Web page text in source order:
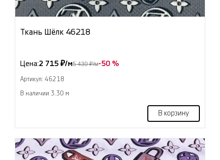
Ткань Шёлк 46218
Цена:2 715 ₽/м5 430 ₽/м-50 %
Артикул: 46218
В наличии 3.30 м
В корзину